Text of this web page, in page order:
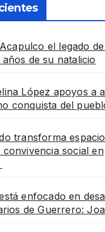
el legado
de su natalicio
López apoyos a
conquista del
transforma
social en
enfocado en
de Guerrero: